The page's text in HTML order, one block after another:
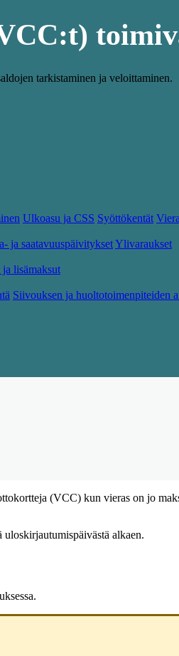
tarkistaminen ja veloittaminen.
Ulkoasu ja CSS Syöttökentät
ja saatavuuspäivityksetYlivaraukset
ja lisämaksut
Siivouksen ja huoltotoimenpiteiden
(VCC) kun vieras on jo
uloskirjautumispäivästä alkaen.
.